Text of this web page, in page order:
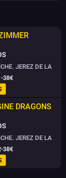
JEREZ DE LA
38€
DRAGONS
JEREZ DE LA
38€